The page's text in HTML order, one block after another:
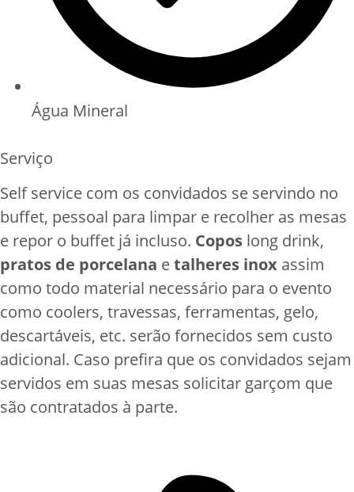
Água Mineral
Serviço
Self service com os convidados se servindo no
buffet, pessoal para limpar e recolher as mesas
e repor o buffet já incluso. Copos long drink,
pratos de porcelana etalheres inox assim
como todo material necessário para o evento
como coolers, travessas, ferramentas, gelo,
descartáveis, etc. serão fornecidos sem custo
adicional. Caso prefira que os convidados sejam
servidos em suas mesas solicitar garçom que
são contratados à parte.